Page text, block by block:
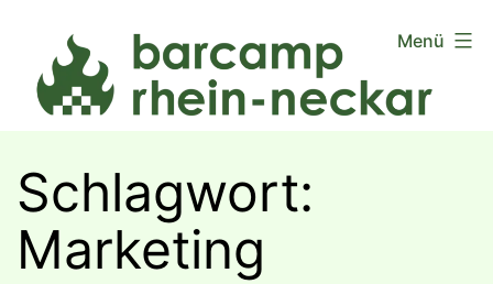
Inhalt
springen
Menü
Schlagwort:
Marketing